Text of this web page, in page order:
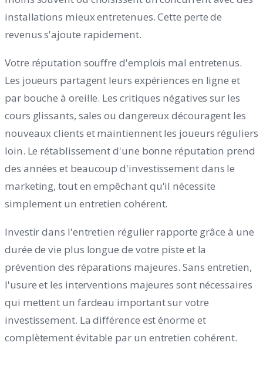
installations mieux entretenues. Cette perte de
revenus s'ajoute rapidement.
Votre réputation souffre d'emplois mal entretenus.
Les joueurs partagent leurs expériences en ligne et
par bouche à oreille. Les critiques négatives sur les
cours glissants, sales ou dangereux découragent les
nouveaux clients et maintiennent les joueurs réguliers
loin. Le rétablissement d'une bonne réputation prend
des années et beaucoup d'investissement dans le
marketing, tout en empêchant qu'il nécessite
simplement un entretien cohérent.
Investir dans l'entretien régulier rapporte grâce à une
durée de vie plus longue de votre piste et la
prévention des réparations majeures. Sans entretien,
l'usure et les interventions majeures sont nécessaires
qui mettent un fardeau important sur votre
investissement. La différence est énorme et
complètement évitable par un entretien cohérent.